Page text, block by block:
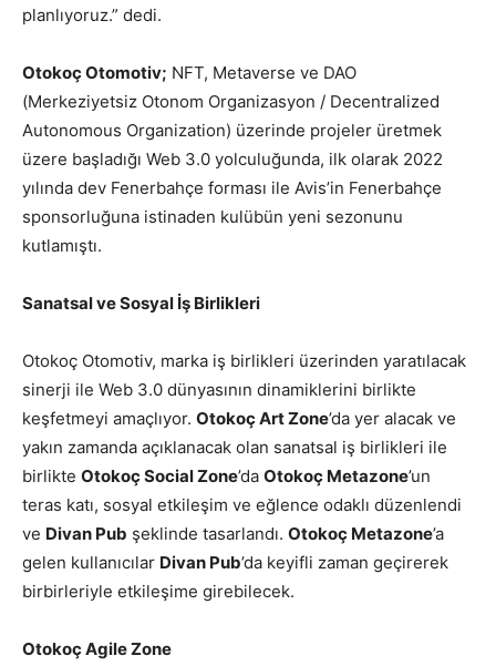
planlıyoruz.” dedi.
Otokoç Otomotiv; NFT, Metaverse ve DAO
(Merkeziyetsiz Otonom Organizasyon / Decentralized
Autonomous Organization) üzerinde projeler üretmek
üzere başladığı Web 3.0 yolculuğunda, ilk olarak 2022
yılında dev Fenerbahçe forması ile Avis’in Fenerbahçe
sponsorluğuna istinaden kulübün yeni sezonunu
kutlamıştı.
Sanatsal ve Sosyal İş Birlikleri
Otokoç Otomotiv, marka iş birlikleri üzerinden yaratılacak
sinerji ile Web 3.0 dünyasının dinamiklerini birlikte
keşfetmeyi amaçlıyor. Otokoç Art Zone’da yer alacak ve
yakın zamanda açıklanacak olan sanatsal iş birlikleri ile
birlikte Otokoç Social Zone’da Otokoç Metazone’un
teras katı, sosyal etkileşim ve eğlence odaklı düzenlendi
ve Divan Pub şeklinde tasarlandı. Otokoç Metazone’a
gelen kullanıcılar Divan Pub’da keyifli zaman geçirerek
birbirleriyle etkileşime girebilecek.
Otokoç Agile Zone